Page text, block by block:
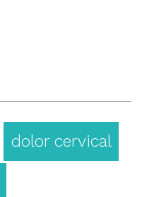
dolor cervical